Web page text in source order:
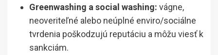
Greenwashing a social washing: vágne,
neoveriteľné alebo neúplné enviro/sociálne
tvrdenia poškodzujú reputáciu a môžu viesť k
sankciám.